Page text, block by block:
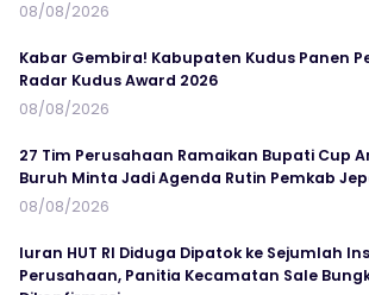
08/08/2026
Kabar Gembira! Kabupaten Kudus Panen
Radar Kudus Award 2026
08/08/2026
27 Tim Perusahaan Ramaikan Bupati Cup
Buruh Minta Jadi Agenda Rutin Pemkab
08/08/2026
Iuran HUT RI Diduga Dipatok ke Sejumlah
Perusahaan, Panitia Kecamatan Sale